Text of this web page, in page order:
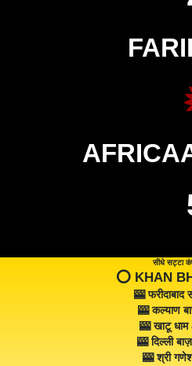
सीधे सट्टा
⭕️ KHAN
🎰
🎰 कल्याण
🎰 खाटू
🎰 दिल्ली
🎰 श्री